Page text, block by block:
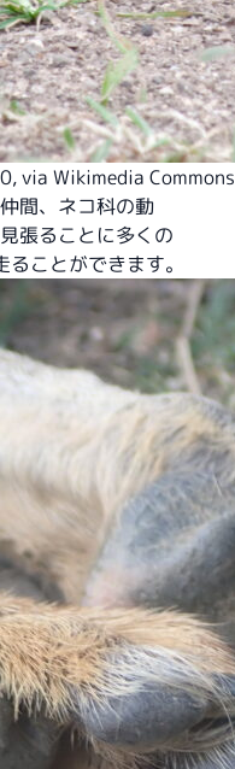
, via Wikimedia Commons
間、ネコ科の動
張ることに多くの
ことができます。